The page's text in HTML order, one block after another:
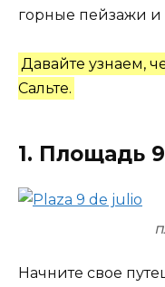
горные пейзажи
Давайте узнаем,
Сальте.
1. Площадь
Начните свое